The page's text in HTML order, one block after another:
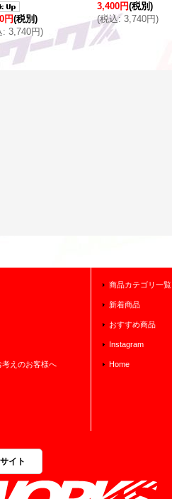
円(税別)
: 3,740円)
3,400円(税別)
(税込: 3,740円)
考えのお客様へ
商品カテゴリ一覧
新着商品
おすすめ商品
Instagram
Home
イト